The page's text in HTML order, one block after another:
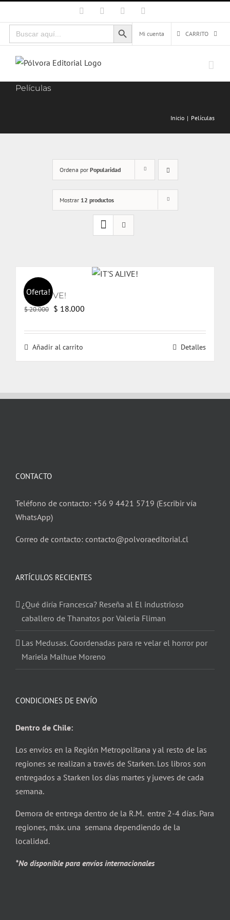
al
contenido
Facebook Instagram
Buscar:
Botón de búsqueda
Mi cuenta
CARRITO
Películas
Inicio Películas
Ordena por Popularidad
Mostrar 12 productos
Oferta!
IT’S ALIVE!
$20.000 El
original
era:
$ 18.000
actual
Añadir al carrito Detalles
CONTACTO
Teléfono de contacto: +56 9 4421 5719 (Escribir vía
WhatsApp)
Correo de contacto: contacto@polvoraeditorial.cl
ARTÍCULOS RECIENTES
¿Qué diría Francesca? Reseña al El industrioso
caballero de Thanatos por Valeria Fliman
Las Medusas. Coordenadas para re velar el horror por
Mariela Malhue Moreno
CONDICIONES DE ENVÍO
Dentro de Chile:
Los envíos en la Región Metropolitana y al resto de las
regiones se realizan a través de Starken. Los libros son
entregados a Starken los días martes y jueves de cada
semana.
Demora de entrega dentro de la R.M. entre 2-4 días. Para
regiones, máx. una semana dependiendo de la
localidad.
*No disponible para envíos internacionales